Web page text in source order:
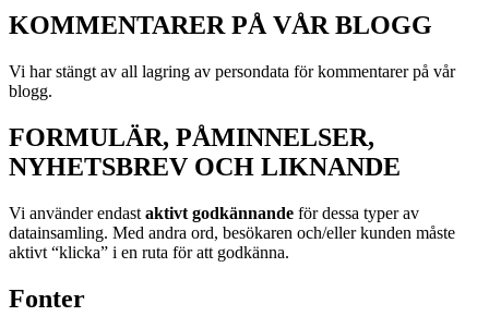
KOMMENTARER PÅ VÅR BLOGG
Vi har stängt av all lagring av persondata för kommentarer på vår
blogg.
FORMULÄR, PÅMINNELSER,
NYHETSBREV OCH LIKNANDE
Vi använder endast aktivt godkännande för dessa typer av
datainsamling. Med andra ord, besökaren och/eller kunden måste
aktivt “klicka” i en ruta för att godkänna.
Fonter